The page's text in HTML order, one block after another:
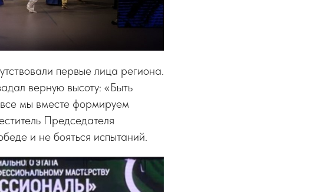
первые лица региона.
верную высоту: «Быть
мы вместе формируем
Председателя
и не бояться испытаний.